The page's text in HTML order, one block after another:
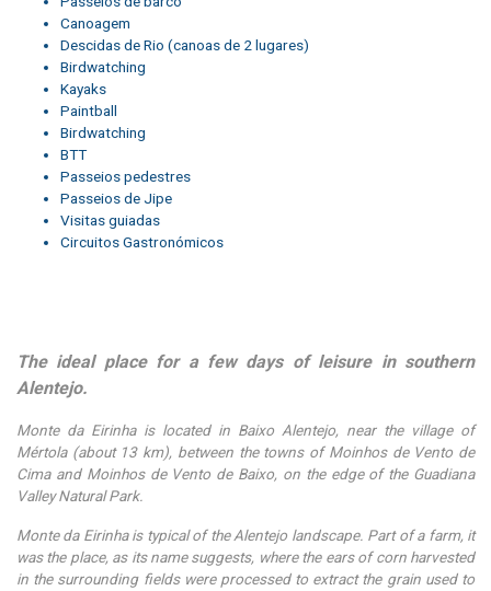
Canoagem
Descidas de Rio (canoas de 2 lugares)
Birdwatching
Kayaks
Paintball
Birdwatching
BTT
Passeios pedestres
Passeios de Jipe
Visitas guiadas
Circuitos Gastronómicos
The ideal place for a few days of leisure in southern
Alentejo.
Monte da Eirinha is located in Baixo Alentejo, near the village of
Mértola (about 13 km), between the towns of Moinhos de Vento de
Cima and Moinhos de Vento de Baixo, on the edge of the Guadiana
Valley Natural Park.
Monte da Eirinha is typical of the Alentejo landscape. Part of a farm, it
was the place, as its name suggests, where the ears of corn harvested
in the surrounding fields were processed to extract the grain used to